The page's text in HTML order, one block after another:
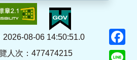
2026-08-06 14:50:51.0
人次：477474215